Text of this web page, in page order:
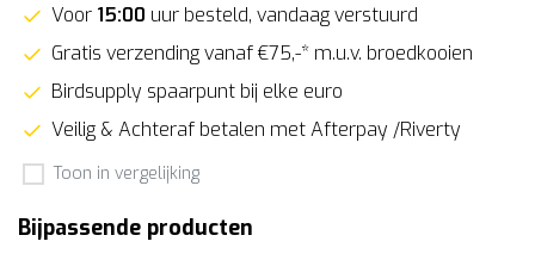
Voor 15:00 uur besteld, vandaag verstuurd
Gratis verzending vanaf €75,-* m.u.v. broedkooien
Birdsupply spaarpunt bij elke euro
Veilig & Achteraf betalen met Afterpay /Riverty
Toon in vergelijking
Bijpassende producten